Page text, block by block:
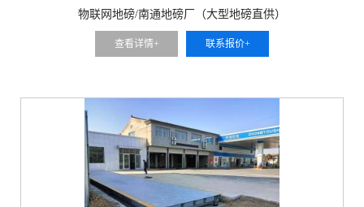
物联网地磅/南通地磅厂（大型地磅直供）
查看详情+ 联系报价+